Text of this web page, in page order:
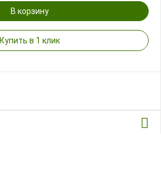
В корзину
Купить в 1 клик